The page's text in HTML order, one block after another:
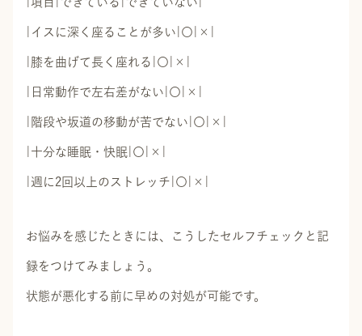
|イスに深く座ることが多い|〇|×|
|膝を曲げて長く座れる|〇|×|
|日常動作で左右差がない|〇|×|
|階段や坂道の移動が苦でない|〇|×|
|十分な睡眠・快眠|〇|×|
|週に2回以上のストレッチ|〇|×|
お悩みを感じたときには、こうしたセルフチェックと記
録をつけてみましょう。
状態が悪化する前に早めの対処が可能です。